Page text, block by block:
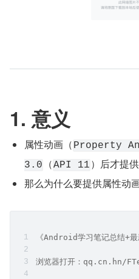
1. 意义
属性动画（ Property
3.0
（API 11 ）后才提
那么为什么要提供属性动
《Android学习笔记总结+
浏览器打开：qq.cn.hn/